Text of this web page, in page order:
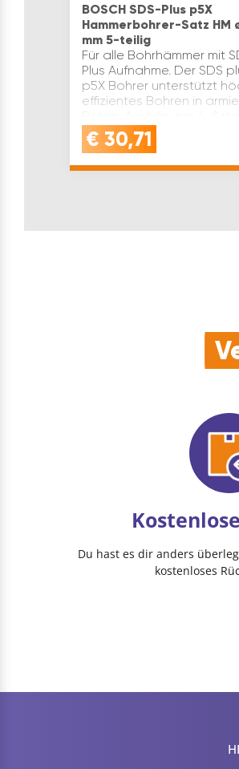
BOSCH SDS-Plus p5X
Hammerbohrer-Satz HM
mm 5-teilig
Für alle Bohrhämmer mit
Plus Aufnahme. Der SDS
p5X Bohrer unterstützt
effizientes Bohren in
Nutlänge(mm): 100 Marke:
Aufnahme: SDS plu…
€ 30,71
Du hast es dir anders
kostenloses